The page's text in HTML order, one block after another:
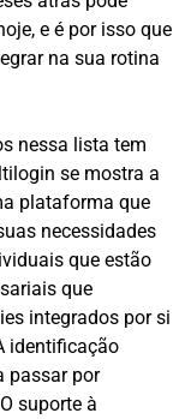
e é por isso que
na sua rotina
nessa lista tem
se mostra a
plataforma que
necessidades
que estão
que
integrados por si
identificação
passar por
suporte à